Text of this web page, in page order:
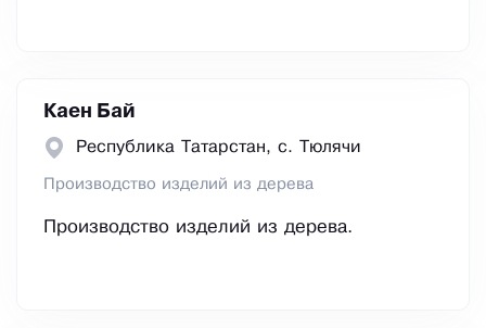
Каен Бай
Республика Татарстан, с. Тюлячи
Производство изделий из дерева
Производство изделий из дерева.